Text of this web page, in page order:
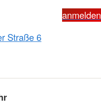
anmelden
Straße 6